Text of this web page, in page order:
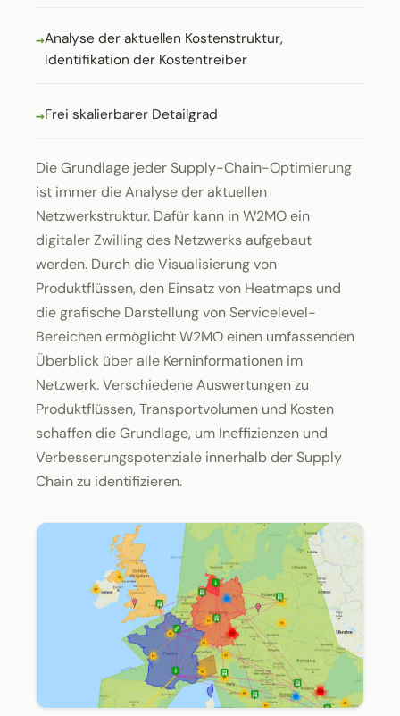
Analyse der aktuellen Kostenstruktur,
Identifikation der Kostentreiber
Frei skalierbarer Detailgrad
Die Grundlage jeder Supply-Chain-Optimierung
ist immer die Analyse der aktuellen
Netzwerkstruktur. Dafür kann in W2MO ein
digitaler Zwilling des Netzwerks aufgebaut
werden. Durch die Visualisierung von
Produktflüssen, den Einsatz von Heatmaps und
die grafische Darstellung von Servicelevel-
Bereichen ermöglicht W2MO einen umfassenden
Überblick über alle Kerninformationen im
Netzwerk. Verschiedene Auswertungen zu
Produktflüssen, Transportvolumen und Kosten
schaffen die Grundlage, um Ineffizienzen und
Verbesserungspotenziale innerhalb der Supply
Chain zu identifizieren.